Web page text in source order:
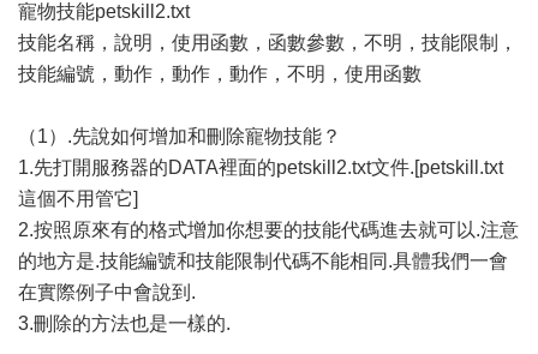
寵物技能petskill2.txt
技能名稱，說明，使用函數，函數參數，不明，技能限制，
技能編號，動作，動作，動作，不明，使用函數
（1）.先說如何增加和刪除寵物技能？
1.先打開服務器的DATA裡面的petskill2.txt文件.[petskill.txt
這個不用管它]
2.按照原來有的格式增加你想要的技能代碼進去就可以.注意
的地方是.技能編號和技能限制代碼不能相同.具體我們一會
在實際例子中會說到.
3.刪除的方法也是一樣的.